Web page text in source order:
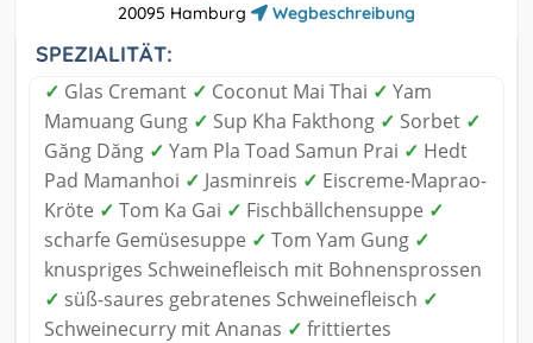
20095 Hamburg
Wegbeschreibung
SPEZIALITÄT:
✓ Glas Cremant ✓ Coconut Mai Thai ✓ Yam
Mamuang Gung ✓ Sup Kha Fakthong ✓ Sorbet ✓
Găng Dăng ✓ Yam Pla Toad Samun Prai ✓ Hedt
Pad Mamanhoi ✓ Jasminreis ✓ Eiscreme-Maprao-
Kröte ✓ Tom Ka Gai ✓ Fischbällchensuppe ✓
scharfe Gemüsesuppe ✓ Tom Yam Gung ✓
knuspriges Schweinefleisch mit Bohnensprossen
✓ süß-saures gebratenes Schweinefleisch ✓
Schweinecurry mit Ananas ✓ frittiertes